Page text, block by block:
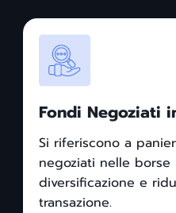
Fondi Negoziati
Si riferiscono a
negoziati nelle
diversificazione e
transazione.